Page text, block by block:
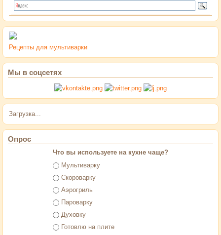
Рецепты для мультиварки
Мы в соцсетях
Загрузка...
Опрос
Что вы используете на кухне чаще?
Варианты
Мультиварку
Скороварку
Аэрогриль
Пароварку
Духовку
Готовлю на плите